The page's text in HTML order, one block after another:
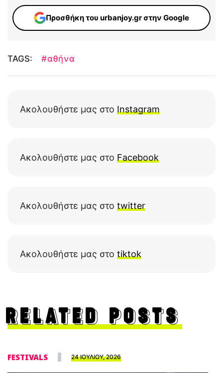
Προσθήκη του urbanjoy.gr στην Google
TAGS: #αθήνα
Ακολουθήστε μας στο Instagram
Ακολουθήστε μας στο Facebook
Ακολουθήστε μας στο twitter
Ακολουθήστε μας στο tiktok
RELATED POSTS
FESTIVALS 24 ΙΟΥΛΙΟΥ, 2026